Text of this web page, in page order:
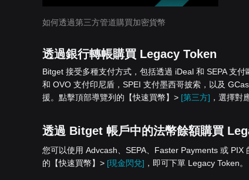
如何透過第三方管道購買加密貨幣
透過銀行轉帳購買 Legacy Token
Bitget 接受多種支付方式，包括透過 iDeal 和 SEPA 支
和 OVO 支付印尼盾，SPEI 支付墨西哥披索，以及
援。點擊頂部導覽列的【快速買幣】> [第三方] ，選擇對
透過 Bitget 帳戶中的法幣餘額購買
您可以使用 Advcash、SEPA、Faster Payments 或 PIX
的【快速買幣】> [現金閃兌] ，即可下單 Legacy Token。